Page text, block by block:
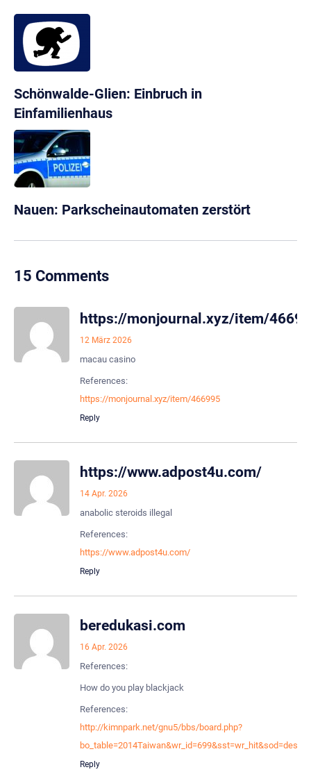
Schönwalde-Glien: Einbruch in
Einfamilienhaus
Nauen: Parkscheinautomaten zerstört
15 Comments
https://monjournal.xyz/item/
12 März 2026
macau casino
References:
https://monjournal.xyz/item/466995
Reply
https://www.adpost4u.com/
14 Apr. 2026
anabolic steroids illegal
References:
https://www.adpost4u.com/
Reply
beredukasi.com
16 Apr. 2026
References:
How do you play blackjack
References:
http://kimnpark.net/gnu5/bbs/board.php?
Reply